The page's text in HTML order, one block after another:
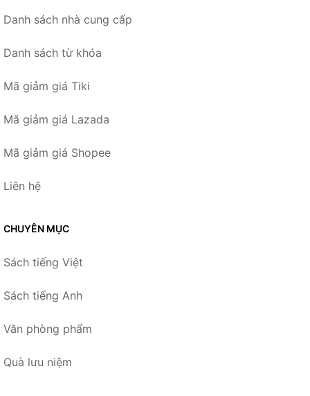
Danh sách nhà cung cấp
Danh sách từ khóa
Mã giảm giá Tiki
Mã giảm giá Lazada
Mã giảm giá Shopee
Liên hệ
CHUYÊN MỤC
Sách tiếng Việt
Sách tiếng Anh
Văn phòng phẩm
Quà lưu niệm